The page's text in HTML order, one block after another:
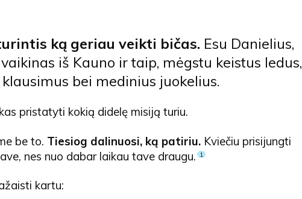
ką geriau veikti bičas. Esu Danielius,
iš Kauno ir taip, mėgstu keistus ledus,
bei medinius juokelius.
pristatyti kokią didelę misiją turiu.
be to. Tiesiog dalinuosi, ką patiriu.Kviečiu prisijungti
nes nuo dabar laikau tave draugu.1
kartu: